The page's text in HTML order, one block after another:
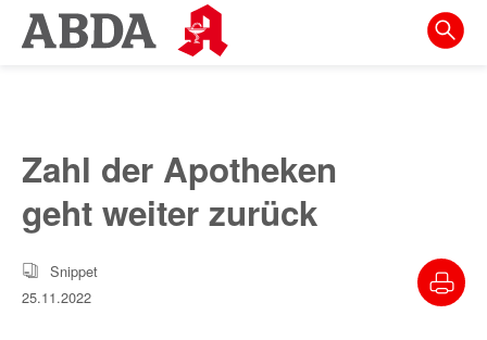
Springe
direkt
zur
Meta-
Navigation
zum
Inhalt
Zahl der Apotheken
geht weiter zurück
Snippet
25.11.2022